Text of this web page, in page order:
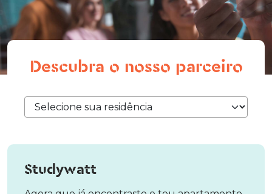
Descubra o nosso parceiro
Studywatt